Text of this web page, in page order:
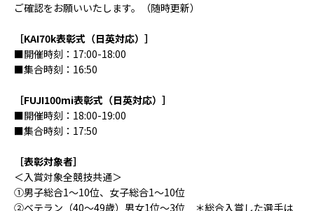
ご確認をお願いいたします。（随時更新）
［KAI70k表彰式（日英対応）］
■開催時刻：17:00-18:00
■集合時刻：16:50
［FUJI100mi表彰式（日英対応）］
■開催時刻：18:00-19:00
■集合時刻：17:50
［表彰対象者］
＜入賞対象全競技共通＞
①男子総合1～10位、女子総合1～10位
②ベテラン（40～49歳）男女1位〜3位 ＊総合入賞した選手は